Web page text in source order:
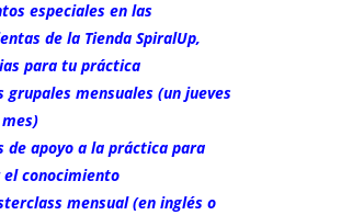
especiales en las
de la Tienda SpiralUp,
para tu práctica
grupales mensuales (un jueves
de apoyo a la práctica para
conocimiento
mensual (en inglés o